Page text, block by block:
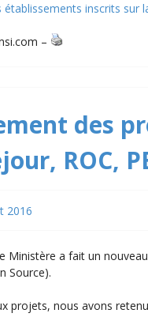
inscrits sur
–
des
ROC,
2016
Ministère a fait un
Source).
projets, nous avons